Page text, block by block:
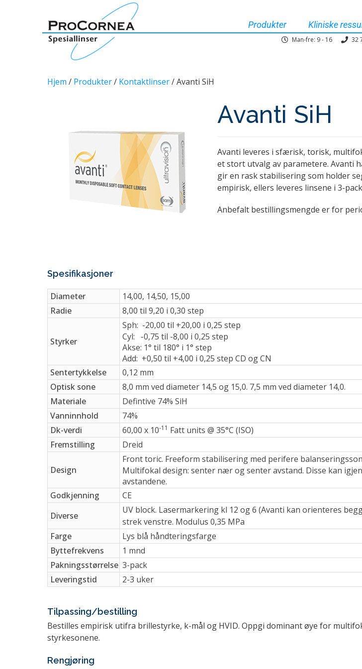
Produkter Kliniske
Man-fre: 9 - 16 32
Hjem / Produkter/ Kontaktlinser/ Avanti SiH
Avanti SiH
Avanti leveres i sfærisk, torisk,
et stort utvalg av parametere. Avanti
gir en rask stabilisering som holder
empirisk, ellers leveres linsene i 3-
Anbefalt bestillingsmengde er for
Spesifikasjoner
Diameter
14,00, 14,50, 15,00
Radie
8,00 til 9,20 i 0,30 step
Styrker
Sph: -20,00 til +20,00 i 0,25 step
Cyl: -0,75 til -8,00 i 0,25 step
Akse: 1° til 180° i 1° step
Add: +0,50 til +4,00 i 0,25 step CD og CN
Sentertykkelse
0,12 mm
Optisk sone
8,0 mm ved diameter 14,5 og 15,0. 7,5 mm ved diameter 14,0.
Materiale
Defintive 74% SiH
Vanninnhold
74%
Dk-verdi
60,00 x 10-11 Fatt units @ 35°C (ISO)
Fremstilling
Dreid
Design
Front toric. Freeform stabilisering med perifere
Multifokal design: senter nær og senter avstand. Disse kan
avstandene.
Godkjenning
CE
Diverse
UV block. Lasermarkering kl 12 og 6 (Avanti kan orienteres
strek venstre. Modulus 0,35 MPa
Farge
Lys blå håndteringsfarge
Byttefrekvens
1 mnd
Pakningsstørrelse 3-pack
Leveringstid
2-3 uker
Tilpassing/bestilling
Bestilles empirisk utifra brillestyrke, k-mål og HVID. Oppgi dominant øye for
styrkesonene.
Rengjøring